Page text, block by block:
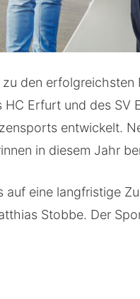
den erfolgreichsten
HC Erfurt und des SV
entwickelt.
in diesem Jahr
auf eine langfristige
Stobbe. Der